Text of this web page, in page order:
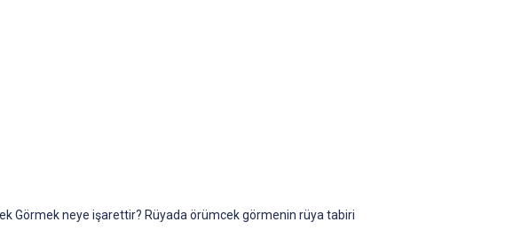
Görmek neye işarettir? Rüyada örümcek görmenin rüya tabiri